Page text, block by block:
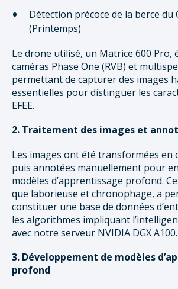
Détection précoce de la berce du
(Printemps)
Le drone utilisé, un Matrice 600 Pro,
caméras Phase One (RVB) et
permettant de capturer des images
essentielles pour distinguer les
EFEE.
2. Traitement des images et
Les images ont été transformées en
puis annotées manuellement pour
modèles d’apprentissage profond.
que laborieuse et chronophage, a
constituer une base de données
les algorithmes impliquant
avec notre serveur NVIDIA DGX A100.
3. Développement de modèles
profond